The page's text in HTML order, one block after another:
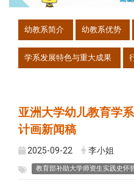
幼教系简介 幼教系优势
学系发展特色与重大成果
亚洲大学幼儿教育学
计画新闻稿
2025-09-22 李小姐
教育部补助大学师资生实践史怀